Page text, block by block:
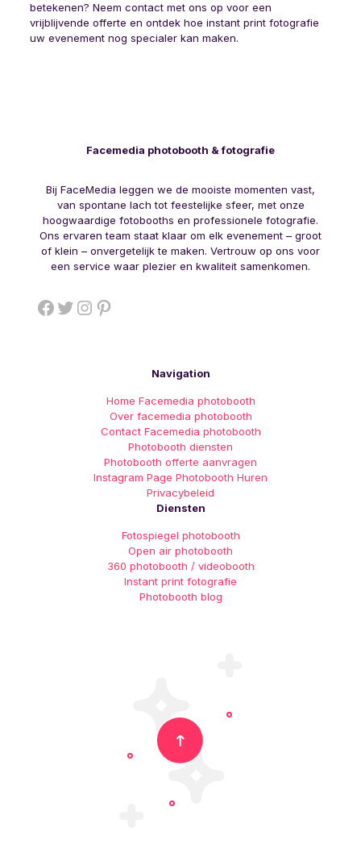
betekenen? Neem contact met ons op voor een
vrijblijvende offerte en ontdek hoe instant print fotografie
uw evenement nog specialer kan maken.
Facemedia photobooth & fotografie
Bij FaceMedia leggen we de mooiste momenten vast,
van spontane lach tot feestelijke sfeer, met onze
hoogwaardige fotobooths en professionele fotografie.
Ons ervaren team staat klaar om elk evenement – groot
of klein – onvergetelijk te maken. Vertrouw op ons voor
een service waar plezier en kwaliteit samenkomen.
Facebook
Twitter
Instagram
Pinterest
Navigation
Home Facemedia photobooth
Over facemedia photobooth
Contact Facemedia photobooth
Photobooth diensten
Photobooth offerte aanvragen
Instagram Page Photobooth Huren
Privacybeleid
Diensten
Fotospiegel photobooth
Open air photobooth
360 photobooth / videobooth
Instant print fotografie
Photobooth blog